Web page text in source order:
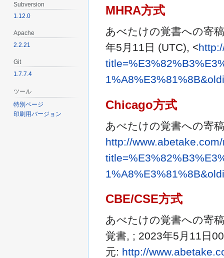
MHRA方式
あべたけの覚書への寄
年5月11日 (UTC), <
Chicago方式
あべたけの覚書への寄
http://
CBE/CSE方式
あべたけの覚書への寄
覚書, ; 2023年5月11日
元: http://
Subversion
1.12.0
Apache
2.2.21
Git
1.7.7.4
ツール
特別ページ
印刷用バージョン